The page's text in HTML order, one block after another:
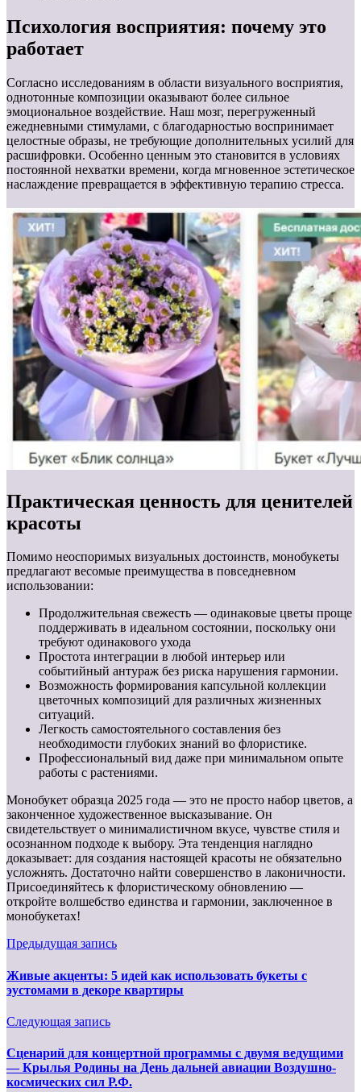
Психология восприятия: почему это
работает
Согласно исследованиям в области визуального восприятия,
однотонные композиции оказывают более сильное
эмоциональное воздействие. Наш мозг, перегруженный
ежедневными стимулами, с благодарностью воспринимает
целостные образы, не требующие дополнительных усилий для
расшифровки. Особенно ценным это становится в условиях
постоянной нехватки времени, когда мгновенное эстетическое
наслаждение превращается в эффективную терапию стресса.
Практическая ценность для ценителей
красоты
Помимо неоспоримых визуальных достоинств, монобукеты
предлагают весомые преимущества в повседневном
использовании:
Продолжительная свежесть — одинаковые цветы проще
поддерживать в идеальном состоянии, поскольку они
требуют одинакового ухода
Простота интеграции в любой интерьер или
событийный антураж без риска нарушения гармонии.
Возможность формирования капсульной коллекции
цветочных композиций для различных жизненных
ситуаций.
Легкость самостоятельного составления без
необходимости глубоких знаний во флористике.
Профессиональный вид даже при минимальном опыте
работы с растениями.
Монобукет образца 2025 года — это не просто набор цветов, а
законченное художественное высказывание. Он
свидетельствует о минималистичном вкусе, чувстве стиля и
осознанном подходе к выбору. Эта тенденция наглядно
доказывает: для создания настоящей красоты не обязательно
усложнять. Достаточно найти совершенство в лаконичности.
Присоединяйтесь к флористическому обновлению —
откройте волшебство единства и гармонии, заключенное в
монобукетах!
Предыдущая запись
Живые акценты: 5 идей как использовать букеты с
эустомами в декоре квартиры
Следующая запись
Сценарий для концертной программы с двумя ведущими
— Крылья Родины на День дальней авиации Воздушно-
космических сил Р.Ф.